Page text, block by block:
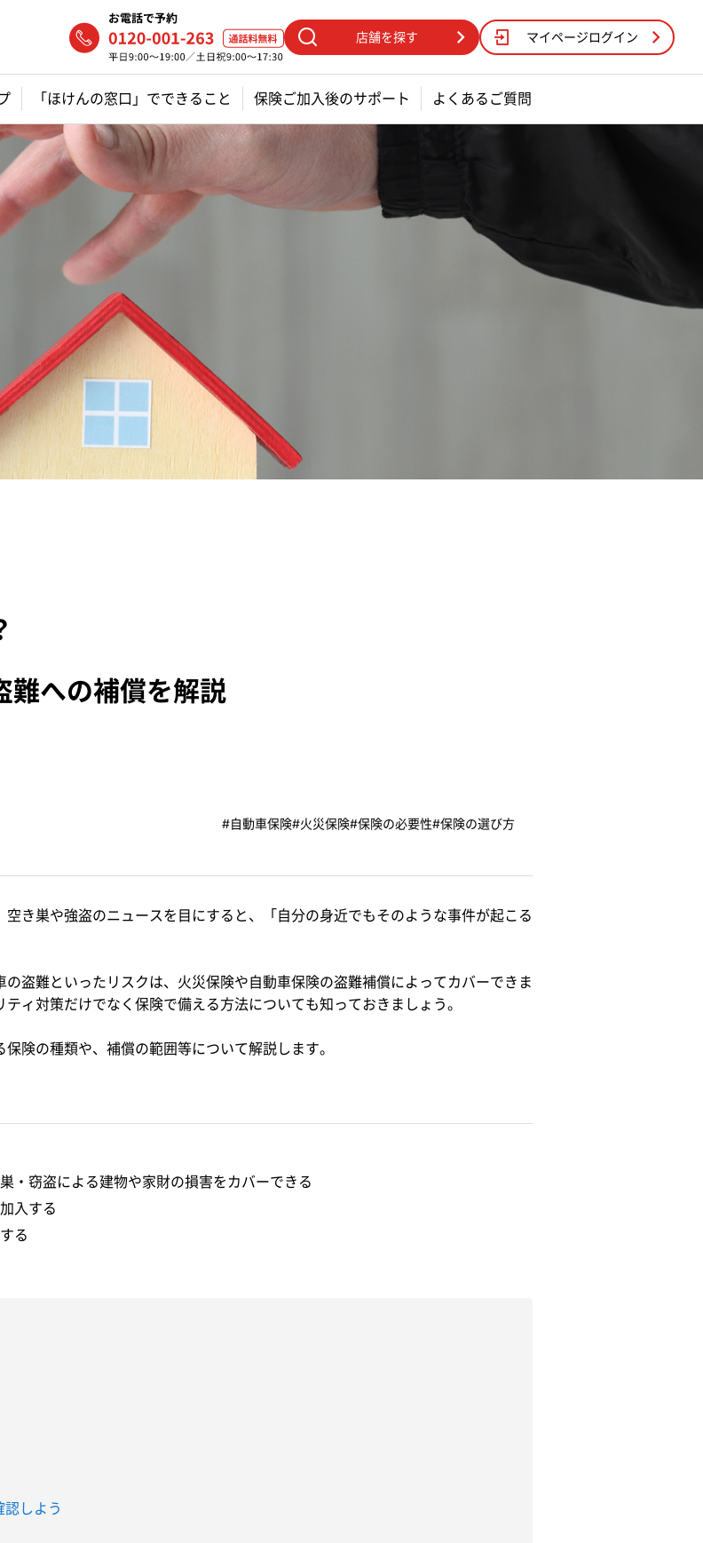
店舗を探す マイページログイン
「ほけんの窓口」でできること 保険ご加入後のサポート よくあるご質問
難への補償を解説
#自動車保険#火災保険#保険の必要性#保険の選び方
き巣や強盗のニュースを目にすると、「自分の身近でもそのような事件が起こる
盗難といったリスクは、火災保険や自動車保険の盗難補償によってカバーできま
ィ対策だけでなく保険で備える方法についても知っておきましょう。
険の種類や、補償の範囲等について解説します。
・窃盗による建物や家財の損害をカバーできる
入する
る
しよう